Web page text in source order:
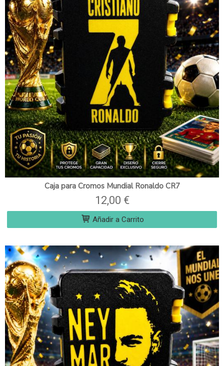
Caja para Cromos Mundial Ronaldo CR7
12,00 €
Añadir a Carrito